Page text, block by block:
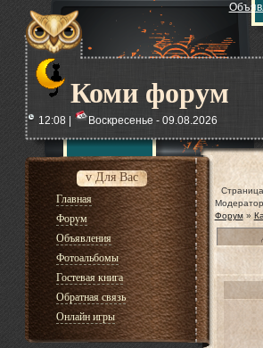
Коми форум
12:08 |
Воскресенье - 09.08.2026
v Для Вас
Главная
Форум
Объявления
Фотоальбомы
Гостевая книга
Обратная связь
Онлайн игры
Форум »